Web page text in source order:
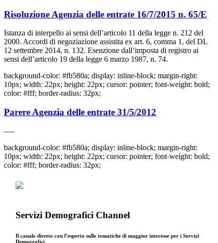
Risoluzione Agenzia delle entrate 16/7/2015 n. 65/E
Istanza di interpello ai sensi dell’articolo 11 della legge n. 212 del
2000. Accordi di negoziazione assistita ex art. 6, comma 1, del DL
12 settembre 2014, n. 132. Esenzione dall’imposta di registro ai
sensi dell’articolo 19 della legge 6 marzo 1987, n. 74.
background-color: #fb580a; display: inline-block; margin-right:
10px; width: 22px; height: 22px; cursor: pointer; font-weight: bold;
color: #fff; border-radius: 32px;
Parere Agenzia delle entrate 31/5/2012
—-
background-color: #fb580a; display: inline-block; margin-right:
10px; width: 22px; height: 22px; cursor: pointer; font-weight: bold;
color: #fff; border-radius: 32px;
Servizi Demografici Channel
Il canale diretto con l’esperto sulle tematiche di maggior interesse per i Servizi
Demografici